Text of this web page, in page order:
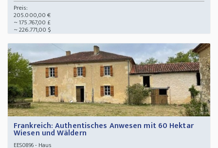
Preis:
205.000,00 €
~ 175.767,00 £
~ 226.771,00 $
Frankreich: Authentisches Anwesen mit 60 Hektar
Wiesen und Wäldern
EES0896- Haus